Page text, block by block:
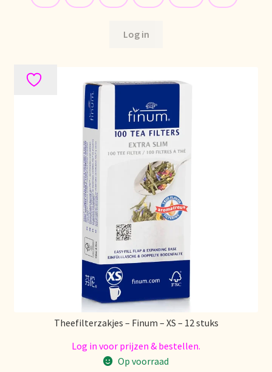
Log in
Theefilterzakjes – Finum – XS – 12 stuks
Log in voor prijzen & bestellen.
Op voorraad